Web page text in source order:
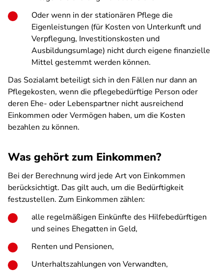
Oder wenn in der stationären Pflege die
Eigenleistungen (für Kosten von Unterkunft und
Verpflegung, Investitionskosten und
Ausbildungsumlage) nicht durch eigene finanzielle
Mittel gestemmt werden können.
Das Sozialamt beteiligt sich in den Fällen nur dann an
Pflegekosten, wenn die pflegebedürftige Person oder
deren Ehe- oder Lebenspartner nicht ausreichend
Einkommen oder Vermögen haben, um die Kosten
bezahlen zu können.
Was gehört zum Einkommen?
Bei der Berechnung wird jede Art von Einkommen
berücksichtigt. Das gilt auch, um die Bedürftigkeit
festzustellen. Zum Einkommen zählen:
alle regelmäßigen Einkünfte des Hilfebedürftigen
und seines Ehegatten in Geld,
Renten und Pensionen,
Unterhaltszahlungen von Verwandten,